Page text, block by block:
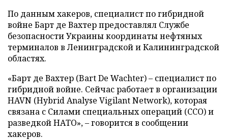
По данным хакеров, специалист по гибридной
войне Барт де Вахтер предоставлял Службе
безопасности Украины координаты нефтяных
терминалов в Ленинградской и Калининградской
областях.
«Барт де Вахтер (Bart De Wachter) – специалист по
гибридной войне. Сейчас работает в организации
HAVN (Hybrid Analyse Vigilant Network), которая
связана с Силами специальных операций (ССО) и
разведкой НАТО», – говорится в сообщении
хакеров.